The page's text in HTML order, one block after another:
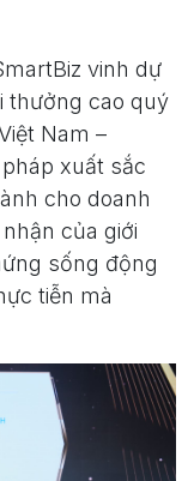
vinh dự
thưởng cao quý
Nam –
xuất sắc
cho doanh
của giới
sống động
tiễn mà